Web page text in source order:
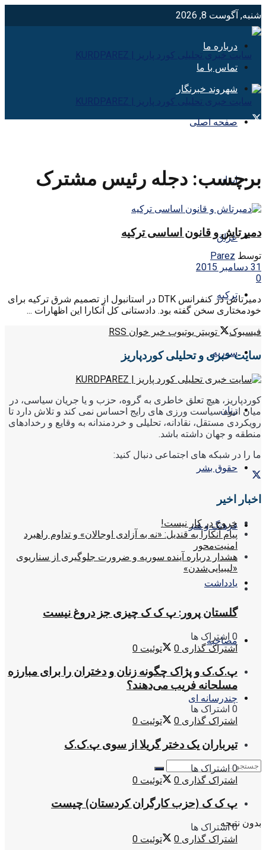
شنبه, آگوست 8, 2026
درباره ما
تماس با ما
شهروند خبرنگار
صفحه اصلی
ایران
عراق
ترکیه
سوریه
زنان
حقوق بشر
فرهنگ و هنر
یادداشت
مصاحبه
چندرسانه ای
بدون نتیجه
برچسب: دجله رئیس مشترک
دمیرتاش و قانون اساسی ترکیه
توسط Parez
31 دسامبر 2015
0
دمیرتاش در کنفرانس DTK در استانبول از تصمیم شرق ترکیه برای
خودمختاری سخن گفته بود. دادستانی کل آنکارا این اظهارات ...
فیسبوک
توییتر یوتیوب خبر خوان RSS
سایت خبری و تحلیلی کوردپاریز
کوردپاریز، هیچ تعلق خاطری به گروه، حزب و یا جریان سیاسی، در
میان انبوه سیاست ورزی های رایج احساس نمی کند و تلاش دارد تا
رویکردی مستقل، نقادانه، تحلیلی و خردمندانه به وقایع و رخدادهای
منطقه و جهان داشته باشد.
ما را در شبکه های اجتماعی دنبال کنید:
اخبار اخیر
خروج در کار نیست!
پیام آنکارا به قندیل: «نه به آزادی اوجالان» و تداوم راهبرد
امنیت‌محور
هشدار درباره آینده سوریه و ضرورت جلوگیری از سناریوی
«لیبیایی‌شدن»
گلستان پرور: پ ک ک چیزی جز دروغ نیست
0 اشتراک ها
اشتراک گذاری 0 توئیت 0
پ.ک.ک و پژاک چگونه زنان و دختران را برای مبارزه
مسلحانه فریب می‌دهند؟
0 اشتراک ها
اشتراک گذاری 0 توئیت 0
تیرباران یک دختر گریلا از سوی پ.ک.ک
0 اشتراک ها
اشتراک گذاری 0 توئیت 0
پ ک ک (حزب کارگران کردستان) چیست
0 اشتراک ها
اشتراک گذاری 0 توئیت 0